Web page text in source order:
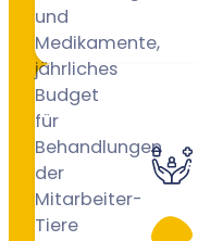
und
Medikamente,
jährliches
Budget
für
Behandlungen
der
Mitarbeiter-
Tiere